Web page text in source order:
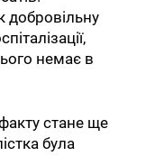
немає в
стане ще
була